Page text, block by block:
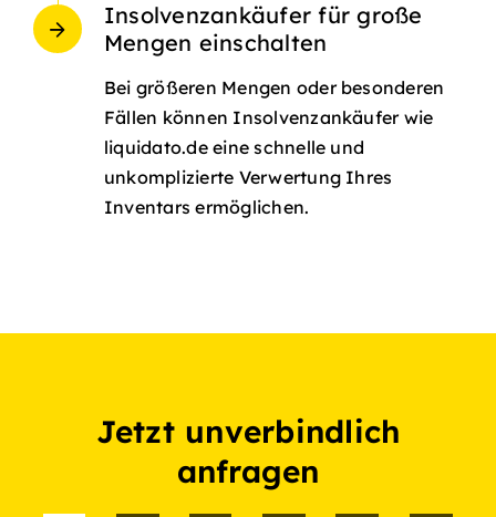
Insolvenzankäufer für große
Mengen einschalten
Bei größeren Mengen oder besonderen
Fällen können Insolvenzankäufer wie
liquidato.de eine schnelle und
unkomplizierte Verwertung Ihres
Inventars ermöglichen.
Jetzt unverbindlich
anfragen